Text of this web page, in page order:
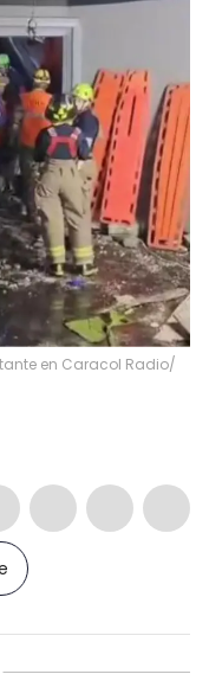
en Caracol Radio/